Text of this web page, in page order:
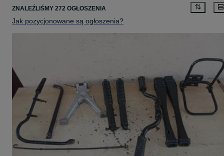
ZNALEŹLIŚMY 272 OGŁOSZENIA
Jak pozycjonowane są ogłoszenia?